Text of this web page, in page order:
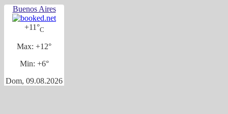
Buenos Aires
+11°C
Max: +12°
Min: +6°
Dom, 09.08.2026